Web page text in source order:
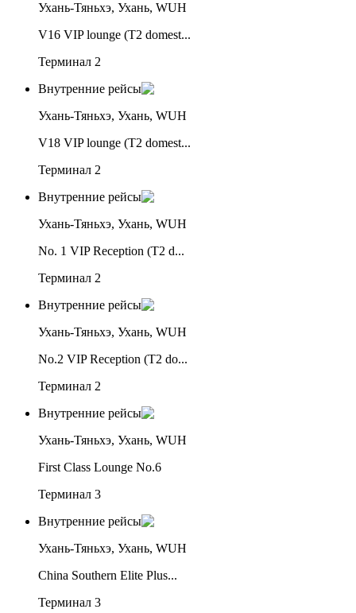
Ухань-Тяньхэ, Ухань, WUH
V16 VIP lounge (T2 domest...
Терминал 2
Внутренние рейсы
Ухань-Тяньхэ, Ухань, WUH
V18 VIP lounge (T2 domest...
Терминал 2
Внутренние рейсы
Ухань-Тяньхэ, Ухань, WUH
No. 1 VIP Reception (T2 d...
Терминал 2
Внутренние рейсы
Ухань-Тяньхэ, Ухань, WUH
No.2 VIP Reception (T2 do...
Терминал 2
Внутренние рейсы
Ухань-Тяньхэ, Ухань, WUH
First Class Lounge No.6
Терминал 3
Внутренние рейсы
Ухань-Тяньхэ, Ухань, WUH
China Southern Elite Plus...
Терминал 3